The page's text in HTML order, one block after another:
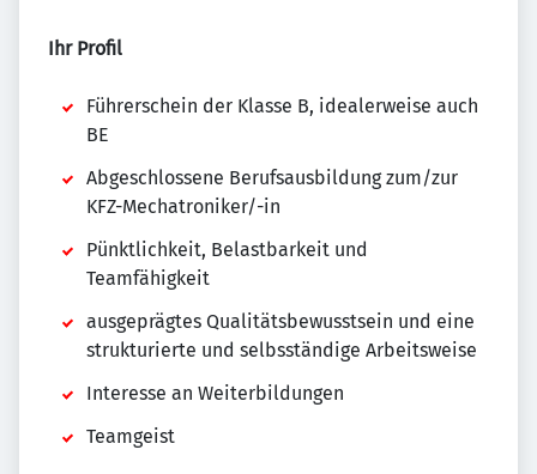
Ihr Profil
Führerschein der Klasse B, idealerweise auch
BE
Abgeschlossene Berufsausbildung zum/zur
KFZ-Mechatroniker/-in
Pünktlichkeit, Belastbarkeit und
Teamfähigkeit
ausgeprägtes Qualitätsbewusstsein und eine
strukturierte und selbsständige Arbeitsweise
Interesse an Weiterbildungen
Teamgeist